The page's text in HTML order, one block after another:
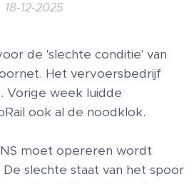
18-12-2025
de 'slechte conditie' van
Het vervoersbedrijf
Vorige week luidde
ook al de noodklok.
moet opereren wordt
slechte staat van het spoor